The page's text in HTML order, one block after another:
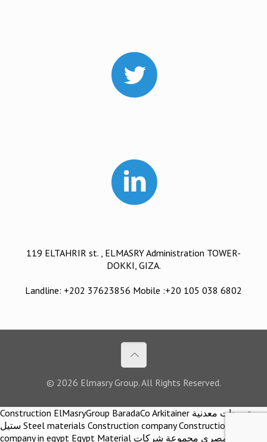
119 ELTAHRIR st. , ELMASRY Administration TOWER-
DOKKI, GIZA.
Landline: +202 37623856 Mobile :+20 105 038 6802
© 2026 Elmasry Group. All Rights Reserved.
Construction ElMasryGroup BaradaCo Arkitainer توريدات معدنية
ستيل Steel materials Construction company Construction
company in egypt Egypt Material اركيتينر المصري مجموعة شركات